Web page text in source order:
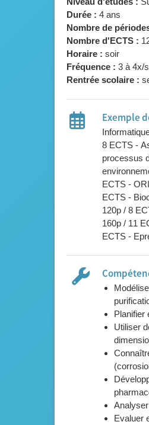
Durée : 4 ans
Nombre de
Nombre d'ECTS :
Horaire : soir
Fréquence : 3 à 4x/s
Rentrée scolaire :
Exemple
8 ECTS -
processus
ECTS -
ECTS -
120p / 8
160p / 11
ECTS -
Planifier
Utiliser
Evaluer